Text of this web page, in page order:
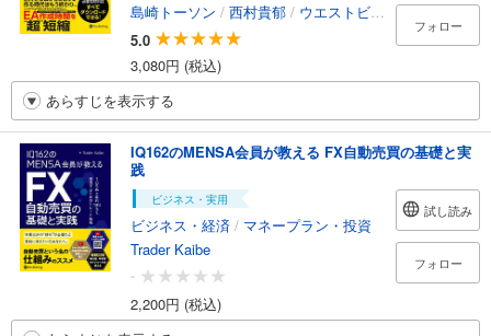
島崎トーソン / 西村貴郁 / ウエストビレッジインベストメント株式会社
5.0
3,080円 (税込)
フォロー
あらすじを表示する
IQ162のMENSA会員が教える FX自動売買の基礎と実
践
ビジネス・実用
ビジネス・経済 / マネープラン・投資
Trader Kaibe
-
2,200円 (税込)
試し読み
フォロー